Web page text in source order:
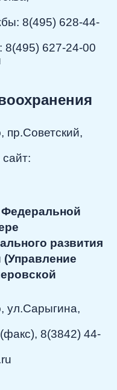
8(495) 628-44-
627-24-00
пр.Советский,
развития
ул.Сарыгина,
8(3842) 44-